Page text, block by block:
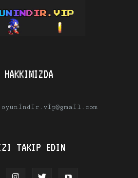
HAKKIMIZDA
oyunindir.vip@gmail.com
TAKIP EDIN